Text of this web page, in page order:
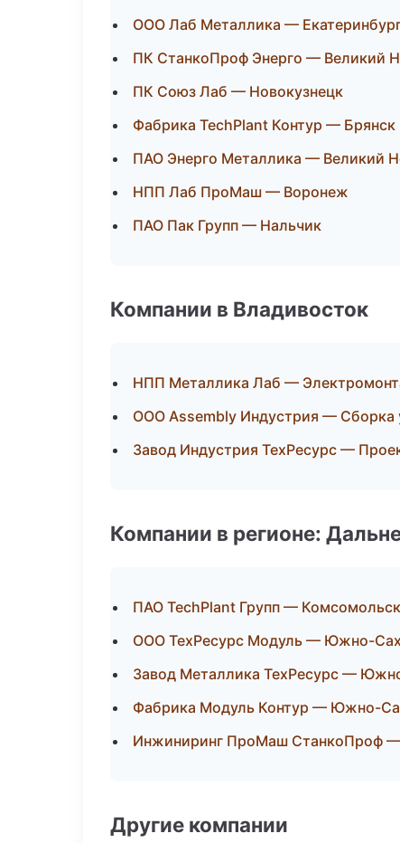
ООО Лаб Металлика —
ПК СтанкоПроф Энерго — Великий
ПК Союз Лаб — Новокузнецк
Фабрика TechPlant Контур — Брянск
ПАО Энерго Металлика — Великий
НПП Лаб ПроМаш — Воронеж
ПАО Пак Групп — Нальчик
Компании в Владивосток
НПП Металлика Лаб —
ООО Assembly Индустрия — Сборка
Завод Индустрия ТехРесурс —
Компании в регионе:
ПАО TechPlant Групп —
ООО ТехРесурс Модуль — Южно-
Завод Металлика ТехРесурс —
Фабрика Модуль Контур — Южно-
Инжиниринг ПроМаш СтанкоПроф —
Другие компании